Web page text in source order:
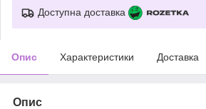
Доступна доставка
Опис Характеристики Доставка
Опис